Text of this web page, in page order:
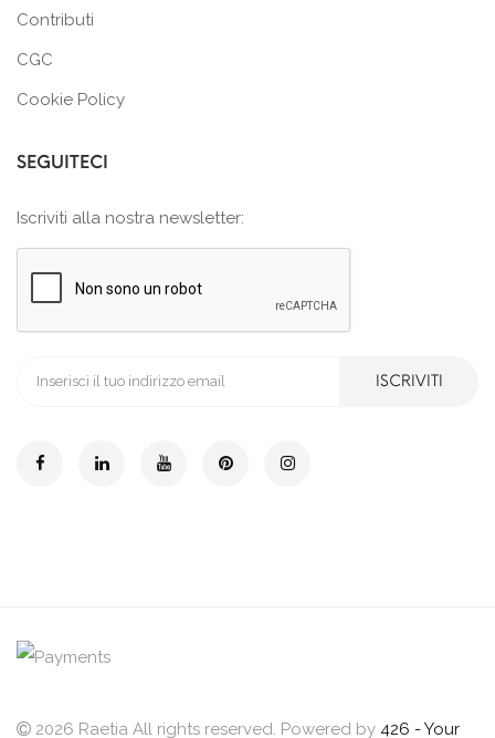
Contributi
CGC
Cookie Policy
SEGUITECI
Iscriviti alla nostra newsletter:
ISCRIVITI
2026 Raetia All rights reserved. Powered by 426 - Your